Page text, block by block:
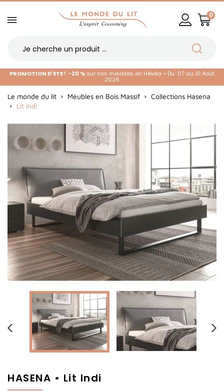
0
PROMOTION D'ETE ! -20 % sur nos meubles en Hévéa - Du 07 au 31 Août
2026
Le monde du lit Meubles en Bois Massif
Collections Hasena
Lit Indi
 
HASENA • Lit Indi